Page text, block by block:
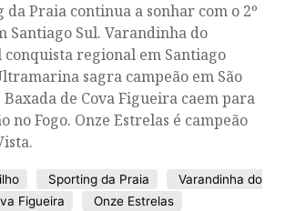
da Praia continua a sonhar com o 2º
Santiago Sul. Varandinha do
regional em Santiago
sagra campeão em São
de Cova Figueira caem para
no Fogo. Onze Estrelas é campeão
Sporting da Praia
Varandinha do
Figueira Onze Estrelas